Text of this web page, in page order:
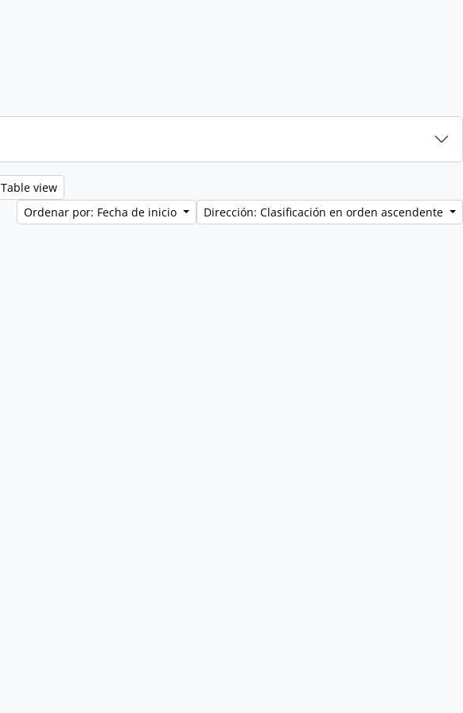
Table view
Ordenar por: Fecha de inicio
Dirección: Clasificación en orden ascendente